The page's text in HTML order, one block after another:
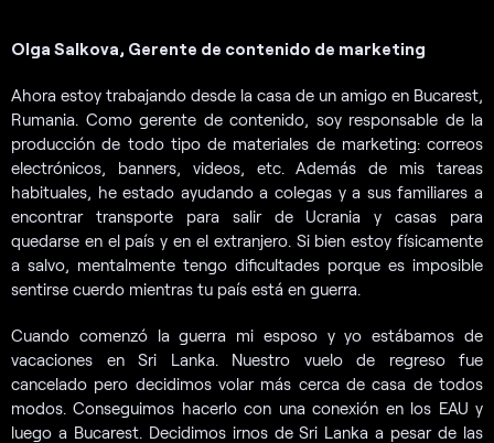
Olga Salkova, Gerente de contenido de marketing
Ahora estoy trabajando desde la casa de un amigo en Bucarest,
Rumania. Como gerente de contenido, soy responsable de la
producción de todo tipo de materiales de marketing: correos
electrónicos, banners, videos, etc. Además de mis tareas
habituales, he estado ayudando a colegas y a sus familiares a
encontrar transporte para salir de Ucrania y casas para
quedarse en el país y en el extranjero. Si bien estoy físicamente
a salvo, mentalmente tengo dificultades porque es imposible
sentirse cuerdo mientras tu país está en guerra.
Cuando comenzó la guerra mi esposo y yo estábamos de
vacaciones en Sri Lanka. Nuestro vuelo de regreso fue
cancelado pero decidimos volar más cerca de casa de todos
modos. Conseguimos hacerlo con una conexión en los EAU y
luego a Bucarest. Decidimos irnos de Sri Lanka a pesar de las